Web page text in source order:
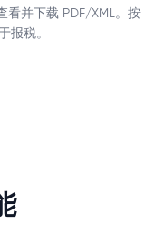
看并下载 PDF/XML。按
报税。